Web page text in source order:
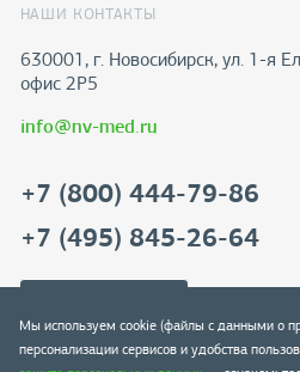
НАШИ КОНТАКТЫ
630001, г. Новосибирск, ул. 1-я
офис 2Р5
info@nv-med.ru
+7 (800) 444-79-86
+7 (495) 845-26-64
Мы используем cookie (файлы с данными о
персонализации сервисов и удобства